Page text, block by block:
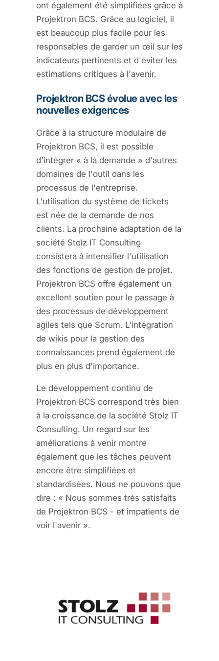
ont également été simplifiées grâce à
Projektron BCS. Grâce au logiciel, il
est beaucoup plus facile pour les
responsables de garder un œil sur les
indicateurs pertinents et d'éviter les
estimations critiques à l'avenir.
Projektron BCS évolue avec les
nouvelles exigences
Grâce à la structure modulaire de
Projektron BCS, il est possible
d'intégrer « à la demande » d'autres
domaines de l'outil dans les
processus de l'entreprise.
L'utilisation du système de tickets
est née de la demande de nos
clients. La prochaine adaptation de la
société Stolz IT Consulting
consistera à intensifier l'utilisation
des fonctions de gestion de projet.
Projektron BCS offre également un
excellent soutien pour le passage à
des processus de développement
agiles tels que Scrum. L'intégration
de wikis pour la gestion des
connaissances prend également de
plus en plus d'importance.
Le développement continu de
Projektron BCS correspond très bien
à la croissance de la société Stolz IT
Consulting. Un regard sur les
améliorations à venir montre
également que les tâches peuvent
encore être simplifiées et
standardisées. Nous ne pouvons que
dire : « Nous sommes très satisfaits
de Projektron BCS - et impatients de
voir l'avenir ».